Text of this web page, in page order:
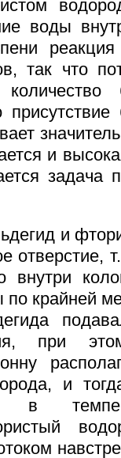
воды
так что
и
задача
и
отверстие,
по крайней
при
и
в